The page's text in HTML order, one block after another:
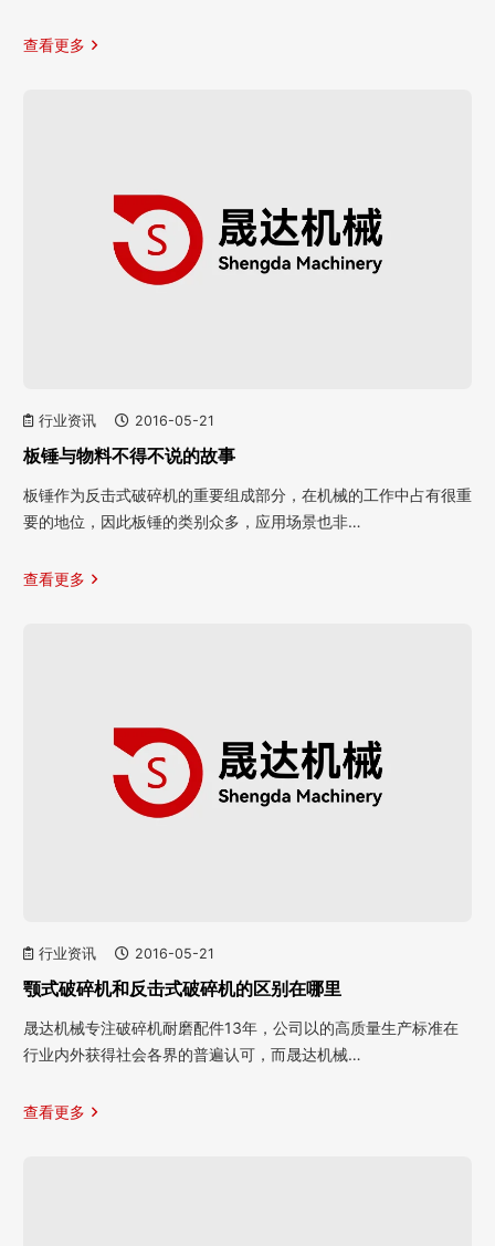
查看更多
行业资讯 2016-05-21
板锤与物料不得不说的故事
板锤作为反击式破碎机的重要组成部分，在机械的工作中占有很重
要的地位，因此板锤的类别众多，应用场景也非…
查看更多
行业资讯 2016-05-21
颚式破碎机和反击式破碎机的区别在哪里
晟达机械专注破碎机耐磨配件13年，公司以的高质量生产标准在
行业内外获得社会各界的普遍认可，而晟达机械…
查看更多